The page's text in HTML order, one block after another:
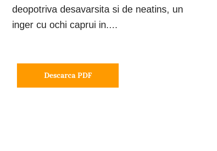
deopotriva desavarsita si de neatins, un
inger cu ochi caprui in....
Descarca PDF